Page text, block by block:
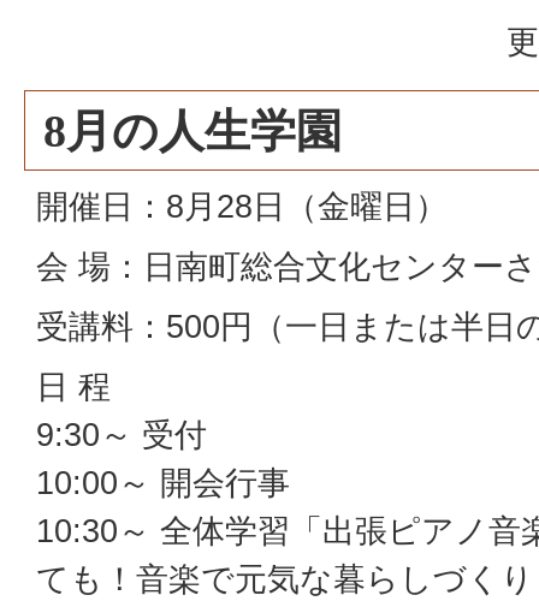
8月の人生学園
開催日：8月28日（金曜日）
会 場：日南町総合文化センター
受講料：500円（一日または半日
日 程
9:30～ 受付
10:00～ 開会行事
10:30～ 全体学習「出張ピアノ音
ても！音楽で元気な暮らしづく